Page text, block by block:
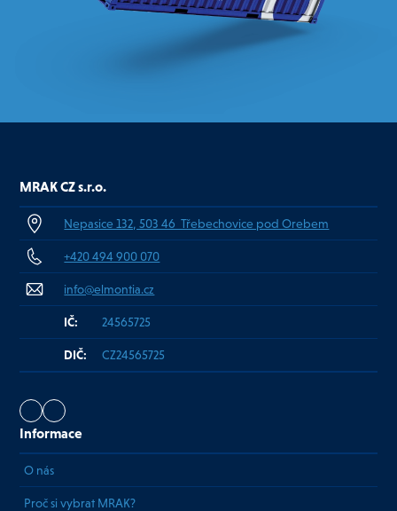
MRAK CZ s.r.o.
Nepasice 132, 503 46 Třebechovice pod Orebem
+420 494 900 070
info@elmontia.cz
IČ: 24565725
DIČ: CZ24565725
Informace
O nás
Proč si vybrat MRAK?